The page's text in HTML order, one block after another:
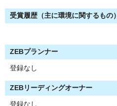
受賞履歴（主に環境に関するもの）
ZEBプランナー
登録なし
ZEBリーディングオーナー
登録なし